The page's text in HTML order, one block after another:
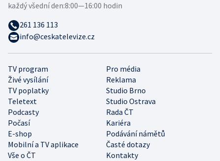
TV program
Pro média
Živé vysílání
Reklama
TV poplatky
Studio Brno
Teletext
Studio Ostrava
Podcasty
Rada ČT
Počasí
Kariéra
E-shop
Podávání námětů
Mobilní a TV aplikace
Časté dotazy
Vše o ČT
Kontakty
každý všední den:8:00—16:00 hodin
261 136 113
info@ceskatelevize.cz